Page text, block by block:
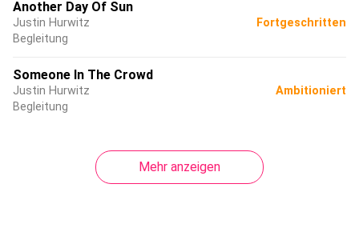
Another Day Of Sun
Justin Hurwitz
Begleitung
Fortgeschritten
Someone In The Crowd
Justin Hurwitz
Begleitung
Ambitioniert
Mehr anzeigen